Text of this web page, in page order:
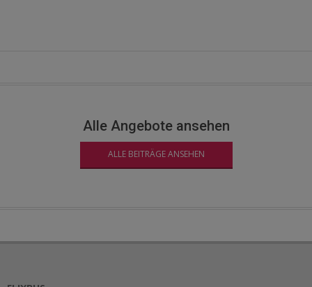
Alle Angebote ansehen
ALLE BEITRÄGE ANSEHEN